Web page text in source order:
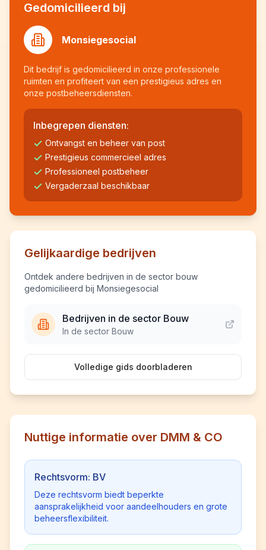
Gedomicilieerd bij
Monsiegesocial
Dit bedrijf is gedomicilieerd in onze professionele
ruimten en profiteert van een prestigieus adres en
onze postbeheersdiensten.
Inbegrepen diensten:
Ontvangst en beheer van post
Prestigieus commercieel adres
Professioneel postbeheer
Vergaderzaal beschikbaar
Gelijkaardige bedrijven
Ontdek andere bedrijven in de sector bouw
gedomicilieerd bij Monsiegesocial
Bedrijven in de sector Bouw
In de sector Bouw
Volledige gids doorbladeren
Nuttige informatie over DMM & CO
Rechtsvorm: BV
Deze rechtsvorm biedt beperkte
aansprakelijkheid voor aandeelhouders en grote
beheersflexibiliteit.